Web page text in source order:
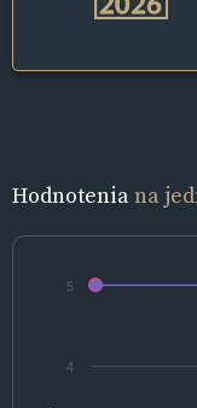
Hodnoteniana
4
5